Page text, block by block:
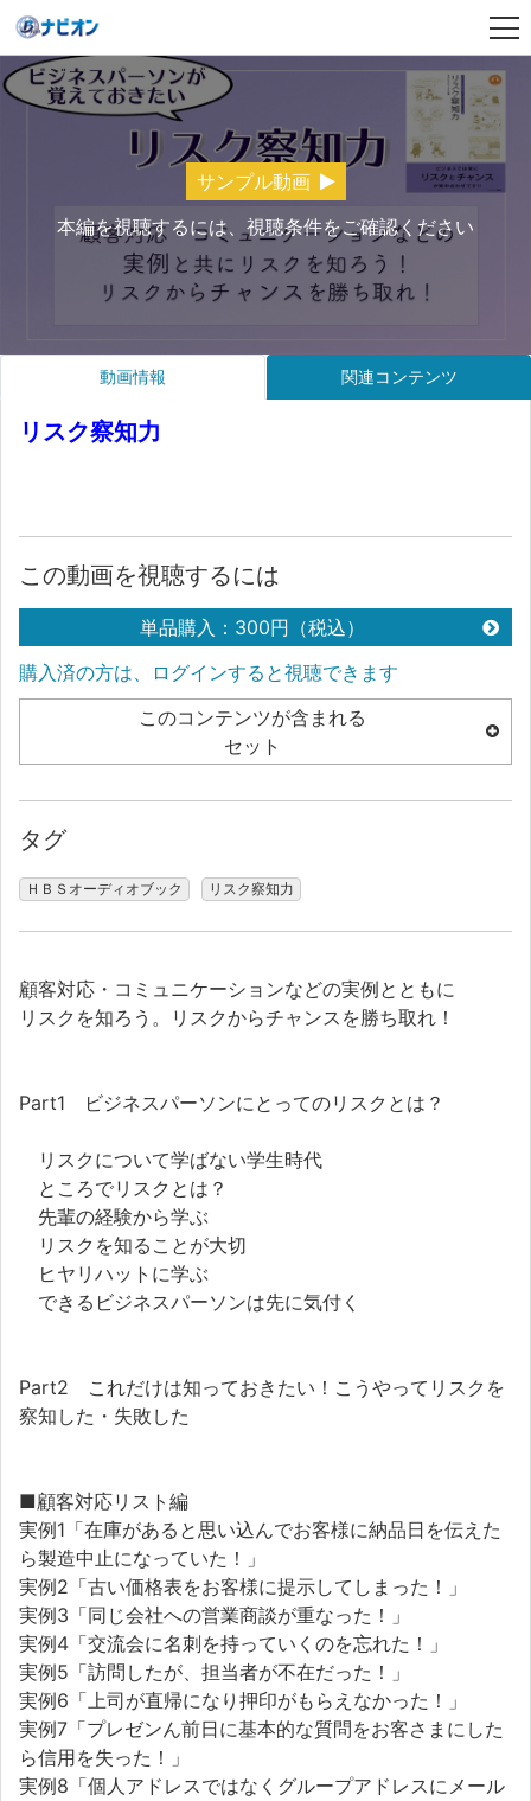
サンプル動画
本編を視聴するには、視聴条件をご確認ください
動画情報 関連コンテンツ
リスク察知力
この動画を視聴するには
単品購入：300円（税込）
購入済の方は、ログインすると視聴できます
このコンテンツが含まれる
セット
タグ
ＨＢＳオーディオブック リスク察知力
顧客対応・コミュニケーションなどの実例とともに
リスクを知ろう。リスクからチャンスを勝ち取れ！
Part1 ビジネスパーソンにとってのリスクとは？
リスクについて学ばない学生時代
ところでリスクとは？
先輩の経験から学ぶ
リスクを知ることが大切
ヒヤリハットに学ぶ
できるビジネスパーソンは先に気付く
Part2 これだけは知っておきたい！こうやってリスクを
察知した・失敗した
■顧客対応リスト編
実例1「在庫があると思い込んでお客様に納品日を伝えた
ら製造中止になっていた！」
実例2「古い価格表をお客様に提示してしまった！」
実例3「同じ会社への営業商談が重なった！」
実例4「交流会に名刺を持っていくのを忘れた！」
実例5「訪問したが、担当者が不在だった！」
実例6「上司が直帰になり押印がもらえなかった！」
実例7「プレゼンん前日に基本的な質問をお客さまにした
ら信用を失った！」
実例8「個人アドレスではなくグループアドレスにメール